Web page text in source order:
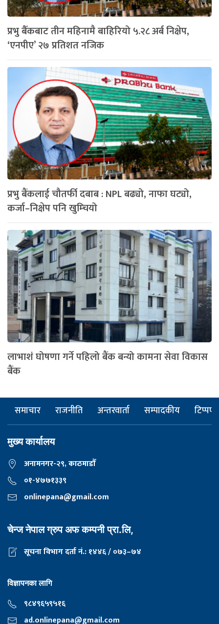
प्रभु बैँकबाट तीन महिनामै बाहिरियो ५.२८ अर्ब निक्षेप,
‘एनपीए’ २७ प्रतिशत नजिक
प्रभु बैंकलाई चौतर्फी दबाब : NPL बढ्यो, नाफा घट्यो,
कर्जा–निक्षेप पनि खुम्चियो
लाभाशं घोषणा गर्ने पहिलो बैंक बन्यो कामना सेवा विकास
बैंक
समाचार राजनीति अन्तरवार्ता सम्पादकीय टिप्पणी
मुख्य कार्यालय
अनामनगर-२९, काठमाडाैँ
०१-४७७१३३९
onlinepana@gmail.com
चेन्ज नेपाल ग्रुप अफ कम्पनी प्रा.लि,
सूचना विभाग दर्ता नं.: १४४६ / ०७३–७४
विज्ञापनका लागि
९८४९६५९५१६
ad.onlinepana@gmail.com